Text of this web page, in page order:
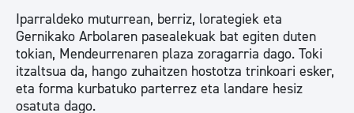
Iparraldeko muturrean, berriz, lorategiek eta
Gernikako Arbolaren pasealekuak bat egiten duten
tokian, Mendeurrenaren plaza zoragarria dago. Toki
itzaltsua da, hango zuhaitzen hostotza trinkoari esker,
eta forma kurbatuko parterrez eta landare hesiz
osatuta dago.